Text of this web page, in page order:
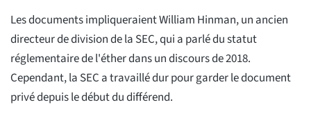
Les documents impliqueraient William Hinman, un ancien
directeur de division de la SEC, qui a parlé du statut
réglementaire de l'éther dans un discours de 2018.
Cependant, la SEC a travaillé dur pour garder le document
privé depuis le début du différend.